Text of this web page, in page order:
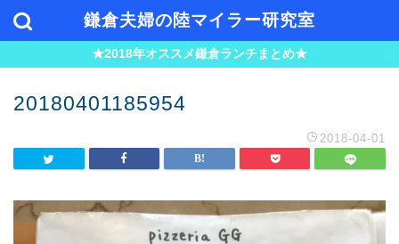
鎌倉夫婦の陸マイラー研究室
★2018年オススメ鎌倉ランチまとめ★
20180401185954
2018-04-01